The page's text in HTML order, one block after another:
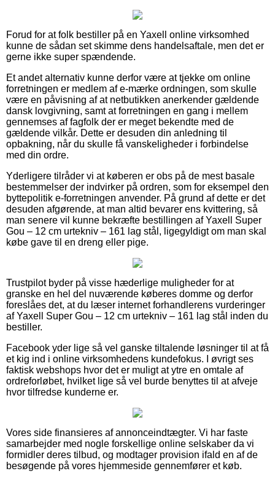
Forud for at folk bestiller på en Yaxell online virksomhed
kunne de sådan set skimme dens handelsaftale, men det er
gerne ikke super spændende.
Et andet alternativ kunne derfor være at tjekke om online
forretningen er medlem af e-mærke ordningen, som skulle
være en påvisning af at netbutikken anerkender gældende
dansk lovgivning, samt at forretningen en gang i mellem
gennemses af fagfolk der er meget bekendte med de
gældende vilkår. Dette er desuden din anledning til
opbakning, når du skulle få vanskeligheder i forbindelse
med din ordre.
Yderligere tilråder vi at køberen er obs på de mest basale
bestemmelser der indvirker på ordren, som for eksempel den
byttepolitik e-forretningen anvender. På grund af dette er det
desuden afgørende, at man altid bevarer ens kvittering, så
man senere vil kunne bekræfte bestillingen af Yaxell Super
Gou – 12 cm urtekniv – 161 lag stål, ligegyldigt om man skal
købe gave til en dreng eller pige.
Trustpilot byder på visse hæderlige muligheder for at
granske en hel del nuværende køberes domme og derfor
foreslåes det, at du læser internet forhandlerens vurderinger
af Yaxell Super Gou – 12 cm urtekniv – 161 lag stål inden du
bestiller.
Facebook yder lige så vel ganske tiltalende løsninger til at få
et kig ind i online virksomhedens kundefokus. I øvrigt ses
faktisk webshops hvor det er muligt at ytre en omtale af
ordreforløbet, hvilket lige så vel burde benyttes til at afveje
hvor tilfredse kunderne er.
Vores side finansieres af annonceindtægter. Vi har faste
samarbejder med nogle forskellige online selskaber da vi
formidler deres tilbud, og modtager provision ifald en af de
besøgende på vores hjemmeside gennemfører et køb.